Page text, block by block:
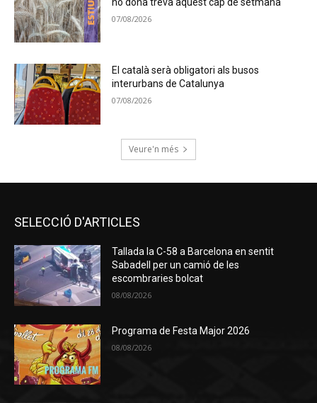
07/08/2026
El català serà obligatori als busos
interurbans de Catalunya
07/08/2026
Veure'n més
SELECCIÓ D'ARTICLES
Tallada la C-58 a Barcelona en sentit
Sabadell per un camió de les
escombraries bolcat
08/08/2026
Programa de Festa Major 2026
08/08/2026